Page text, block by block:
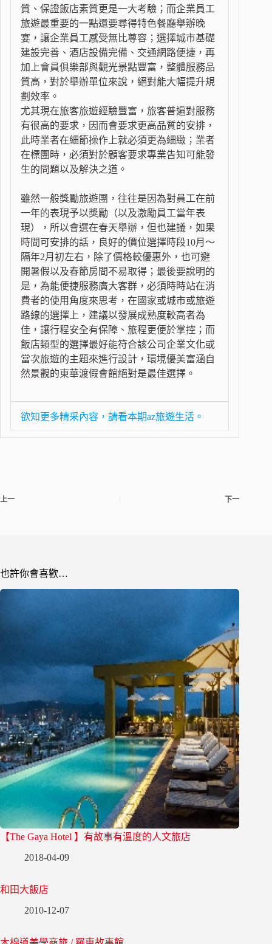
質、保證飯店素質更是一大考驗；而企業員工
旅遊最重要的一點還要尋得特色餐廳舉辦晚
宴，讓企業員工感受無比尊容；選擇城市基礎
建設完善、酒店設備完備、交通網路便捷，再
加上會員俱樂部與觀光景點豐富，整體服務品
質高，對於舉辦單位來說，絕對能大幅提升規
劃效率。
尤其現在旅客旅遊經驗豐富，旅客普遍對服務
有很高的要求，因而會要求更高品質的安排，
此時業者在細節操作上就必須更為細緻；業者
在標團時，必須對於顧客要求專業告知可能發
生的問題以及解決之道。
雖然一般獎勵旅遊團，往往是因為對員工在前
一年的表現予以獎勵（以及激勵員工當年表
現），所以會選在春天舉辦，但也建議，如果
時間可安排的話，良好的價位選擇時段10月～
隔年2月初左右，除了價格較優惠外，也可避
開暑假以及春節房間不易取得；最後要說明的
是，為能便捷服務廣大客群，必須時時站在消
費者的使用角度來思考，在國家或城市或旅遊
路線的選擇上，建議以發展成熟度較高者為
佳，讓行程安全有保障、旅程更便於掌控；而
飯店類型的選擇最好能符合該公司企業文化或
當次旅遊的主題來進行設計，環境優美富涵自
然景觀的東華渡假會館絕對是最佳選擇。
欲知更多精采內容，請看本期az旅遊生活。
上一 下一
也許你會喜歡…
【The Gaya Hotel 】有故事有溫度的人文旅店
2018-04-09
和田大飯店
2010-12-07